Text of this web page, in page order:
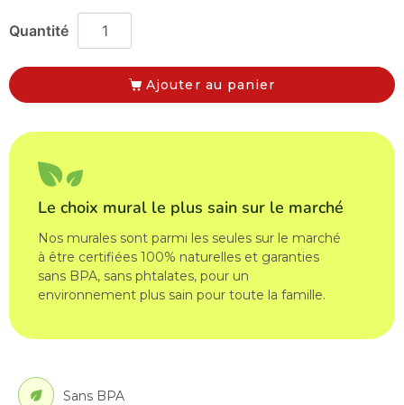
Ajouter au panier
Le choix mural le plus sain sur le marché
Nos murales sont parmi les seules sur le marché
à être certifiées 100% naturelles et garanties
sans BPA, sans phtalates, pour un
environnement plus sain pour toute la famille.
Sans BPA